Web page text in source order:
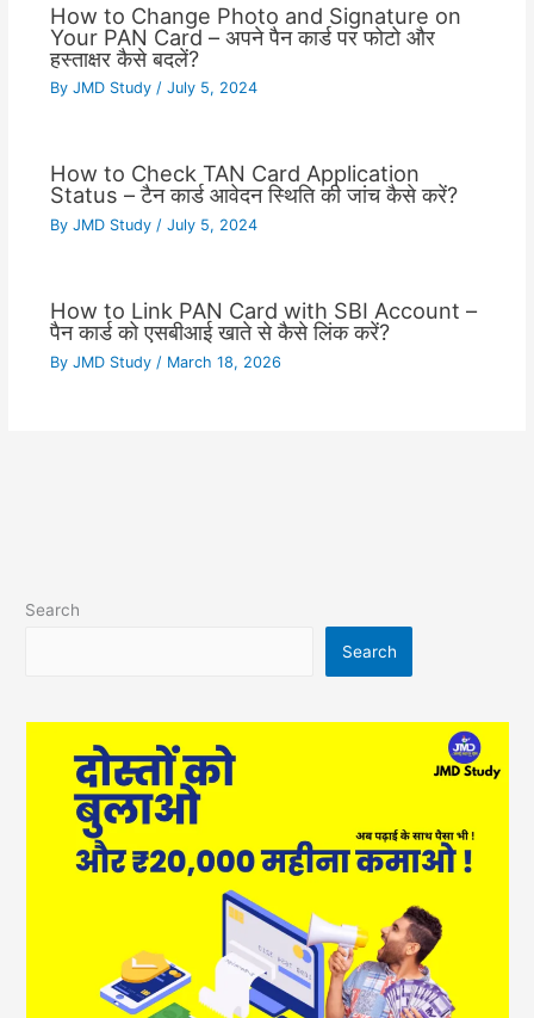
How to Change Photo and Signature on
Your PAN Card – अपने पैन कार्ड पर फोटो और
हस्ताक्षर कैसे बदलें?
By JMD Study / July 5, 2024
How to Check TAN Card Application
Status – टैन कार्ड आवेदन स्थिति की जांच कैसे करें?
By JMD Study / July 5, 2024
How to Link PAN Card with SBI Account –
पैन कार्ड को एसबीआई खाते से कैसे लिंक करें?
By JMD Study / March 18, 2026
Search
Search